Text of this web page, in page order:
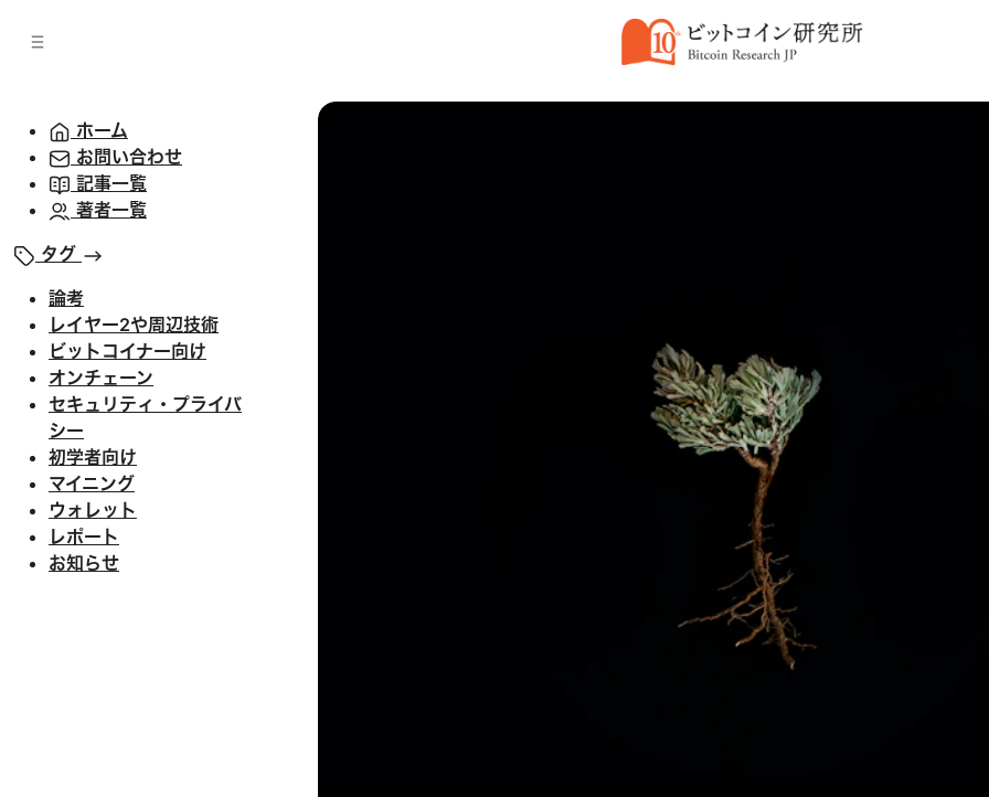
ホーム
お問い合わせ
記事一覧
著者一覧
タグ
論考
レイヤー2や周辺技術
ビットコイナー向け
オンチェーン
セキュリティ・プライバ
シー
初学者向け
マイニング
ウォレット
レポート
お知らせ